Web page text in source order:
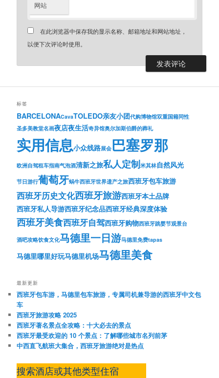
网站
在此浏览器中保存我的显示名称、邮箱地址和网站地址，
以便下次评论时使用。
标签
BARCELONACavaTOLEDO亲友小团代购博物馆双重国籍同性
圣多美教堂名画夜店夜生活奇异馆奥尔加斯伯爵的葬礼
实用信息小众线路展会巴塞罗那
欧洲自驾租车指南气泡酒清新之旅私人定制米其林自然风光
节日游行葡萄牙蜗牛西班牙世界遗产之旅西班牙包车旅游
西班牙历史文化西班牙旅游西班牙本土品牌
西班牙私人导游西班牙纪念品西班牙经典深度体验
西班牙美食西班牙自驾西班牙购物西班牙跳婴节观景台
酒吧攻略饮食文化马德里一日游马德里免费tapas
马德里哪里好玩马德里机场马德里美食
最新更新
西班牙包车游，马德里包车旅游，专属司机兼导游的西班牙中文包
车
西班牙旅游攻略 2025
西班牙著名景点全攻略：十大必去的景点
西班牙最受欢迎的 10 个景点：了解哪些城市名列前茅
中西直飞航班大集合，西班牙旅游绝对是热点
搜索酒店或其他类型住宿